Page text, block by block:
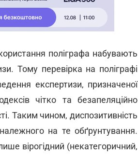
поліграфа набувають
Тому перевірка на поліграфі
експертизи, призначеної
чітко та безапеляційно
Таким чином, диспозитивність
на те обґрунтування.
вірогідний (некатегоричний,